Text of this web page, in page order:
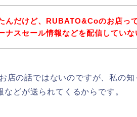
んだけど、RUBATO&Coのお店っ
ナスセール情報などを配信していな
店の話ではないのですが、私の
どが送られてくるからです。